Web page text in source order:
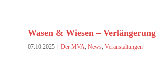
Wasen & Wiesen – Verlängerung
07.10.2025 Der MVA, News, Veranstaltungen